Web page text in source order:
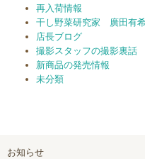
再入荷情報
干し野菜研究家 廣田有
店長ブログ
撮影スタッフの撮影裏話
新商品の発売情報
未分類
お知らせ